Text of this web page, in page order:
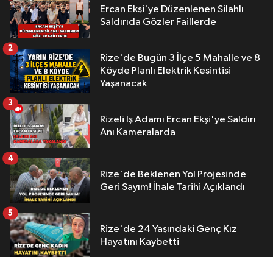
Ercan Ekşi'ye Düzenlenen Silahlı
Saldırıda Gözler Faillerde
Rize'de Bugün 3 İlçe 5 Mahalle ve 8
Köyde Planlı Elektrik Kesintisi
Yaşanacak
2
Rizeli İş Adamı Ercan Ekşi'ye Saldırı
Anı Kameralarda
3
Rize'de Beklenen Yol Projesinde
Geri Sayım! İhale Tarihi Açıklandı
4
Rize'de 24 Yaşındaki Genç Kız
Hayatını Kaybetti
5